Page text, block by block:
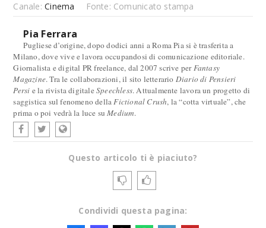
Canale:Cinema Fonte: Comunicato stampa
Pia Ferrara
Pugliese d’origine, dopo dodici anni a Roma Pia si è trasferita a
Milano, dove vive e lavora occupandosi di comunicazione editoriale.
Giornalista e digital PR freelance, dal 2007 scrive perFantasy
Magazine. Tra le collaborazioni, il sito letterario Diario di Pensieri
Persi e la rivista digitaleSpeechless. Attualmente lavora un progetto di
saggistica sul fenomeno dellaFictional Crush, la “cotta virtuale”, che
prima o poi vedrà la luce suMedium.
Questo articolo ti è piaciuto?
Condividi questa pagina: